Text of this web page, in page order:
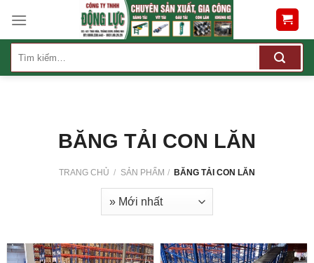
content
kiếm:
BĂNG TẢI CON LĂN
TRANG CHỦ / SẢN PHẨM / BĂNG TẢI CON LĂN